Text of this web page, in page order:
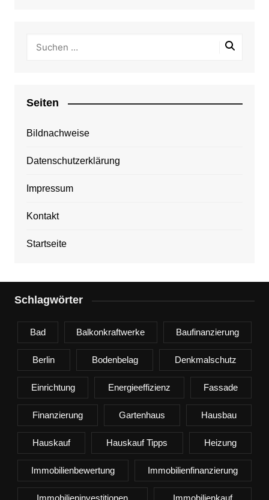
Seiten
Bildnachweise
Datenschutzerklärung
Impressum
Kontakt
Startseite
Schlagwörter
Bad Balkonkraftwerke Baufinanzierung
Berlin Bodenbelag Denkmalschutz
Einrichtung Energieeffizienz Fassade
Finanzierung Gartenhaus Hausbau
Hauskauf Hauskauf Tipps Heizung
Immobilienbewertung Immobilienfinanzierung